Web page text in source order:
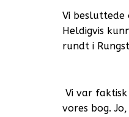
Vi
Heldigvis
rundt i
Vi var
vores bog.